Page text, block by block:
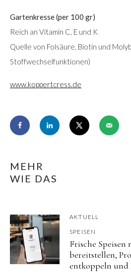
Gartenkresse (per 100 gr)
Reich an Vitamin C, E und K
Quelle von Folsäure, Biotin und
Stoffwechselfunktionen)
www.koppertcress.de
MEHR
WIE DAS
AKTUELL
SPEISEN
Frische
bereitstellen,
entkoppeln und